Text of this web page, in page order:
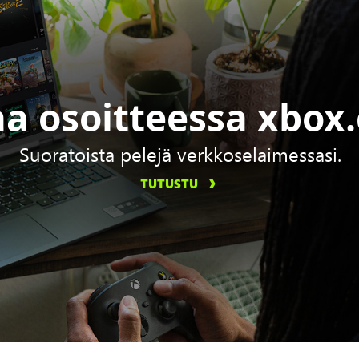
osoitteessa
Suoratoista pelejä verkkoselaimessasi.
TUTUSTU